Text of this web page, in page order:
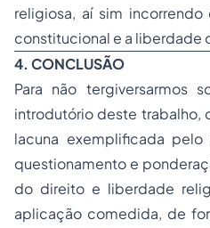
religiosa, aí sim
constitucional e a liberdade
4. CONCLUSÃO
Para não tergiversarmos
introdutório deste trabalho,
lacuna exemplificada
questionamento e
do direito e liberdade
aplicação comedida, de